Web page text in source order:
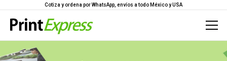
Cotiza y ordena por WhatsApp, envíos a todo México y USA